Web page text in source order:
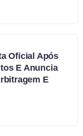
Oficial Após
E Anuncia
E